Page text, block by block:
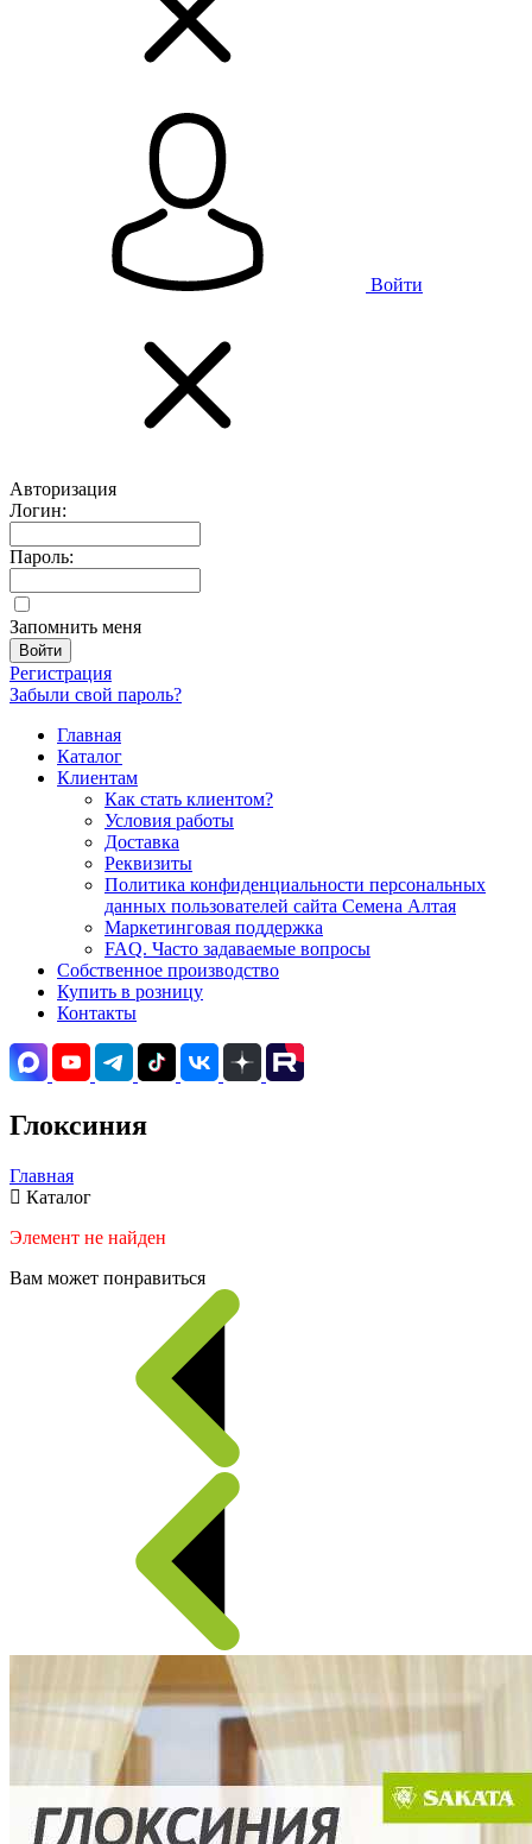
Войти
Авторизация
Логин:
Пароль:
Запомнить меня
Регистрация
Забыли свой пароль?
Главная
Каталог
Клиентам
Как стать клиентом?
Условия работы
Доставка
Реквизиты
Политика конфиденциальности персональных
данных пользователей сайта Семена Алтая
Маркетинговая поддержка
FAQ. Часто задаваемые вопросы
Собственное производство
Купить в розницу
Контакты
Глоксиния
Главная
Каталог
Элемент не найден
Вам может понравиться